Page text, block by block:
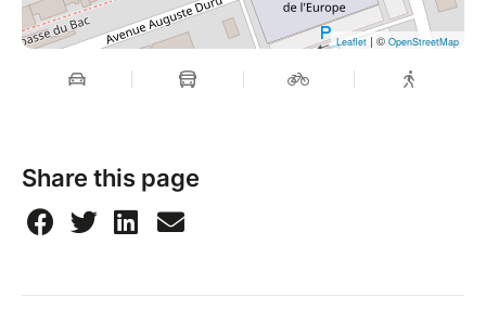
Leaflet | © OpenStreetMap
Share this page